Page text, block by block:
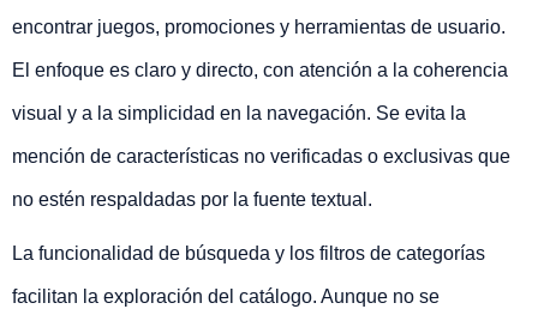
encontrar juegos, promociones y herramientas de usuario.
El enfoque es claro y directo, con atención a la coherencia
visual y a la simplicidad en la navegación. Se evita la
mención de características no verificadas o exclusivas que
no estén respaldadas por la fuente textual.
La funcionalidad de búsqueda y los filtros de categorías
facilitan la exploración del catálogo. Aunque no se